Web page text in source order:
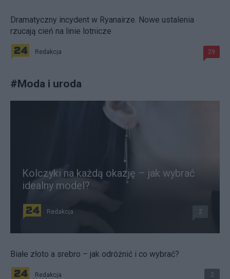
Dramatyczny incydent w Ryanairze. Nowe ustalenia
rzucają cień na linie lotnicze
Redakcja 29
#Moda i uroda
Kolczyki na każdą okazję – jak wybrać
idealny model?
Redakcja 2
Białe złoto a srebro – jak odróżnić i co wybrać?
Redakcja 2